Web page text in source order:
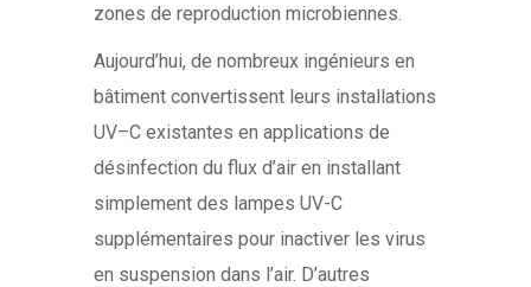
zones de reproduction microbiennes.
Aujourd’hui, de nombreux ingénieurs en
bâtiment convertissent leurs installations
UV–C existantes en applications de
désinfection du flux d’air en installant
simplement des lampes UV-C
supplémentaires pour inactiver les virus
en suspension dans l’air. D’autres